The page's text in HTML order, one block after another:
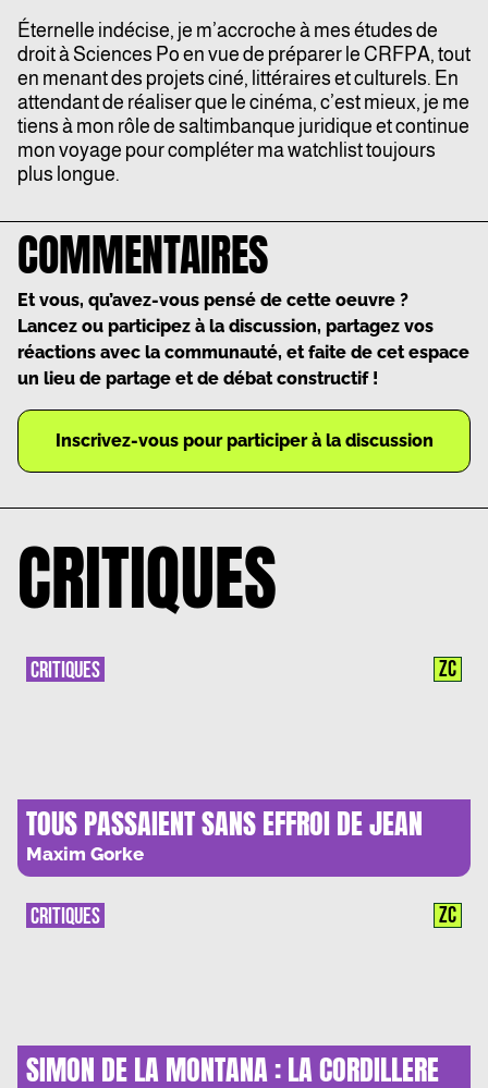
Éternelle indécise, je m’accroche à mes études de
droit à Sciences Po en vue de préparer le CRFPA, tout
en menant des projets ciné, littéraires et culturels. En
attendant de réaliser que le cinéma, c’est mieux, je me
tiens à mon rôle de saltimbanque juridique et continue
mon voyage pour compléter ma watchlist toujours
plus longue.
COMMENTAIRES
Et vous, qu’avez-vous pensé de cette oeuvre ?
Lancez ou participez à la discussion, partagez vos
réactions avec la communauté, et faite de cet espace
un lieu de partage et de débat constructif !
Inscrivez-vous pour participer à la discussion
CRITIQUES
TOUS PASSAIENT SANS EFFROI DE JEAN
ROLIN : MARCHER C’EST PENSER.
Maxim Gorke
CRITIQUES ZC
SIMON DE LA MONTANA : LA CORDILLERE
CRITIQUES ZC